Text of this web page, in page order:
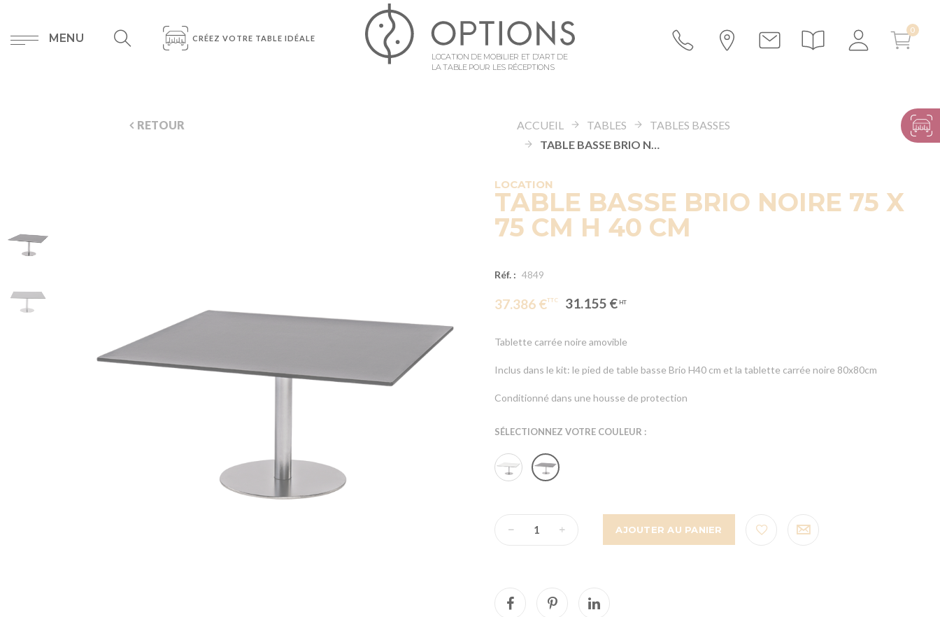
MENU CRÉEZ VOTRE TABLE IDÉALE
LOCATION DE MOBILIER ET D’ART DE
LA TABLE POUR LES RÉCEPTIONS
RETOUR ACCUEIL TABLES
TABLES BASSES
TABLE BASSE BRIO NOIRE 75 X 75 CM H 40 CM
LOCATION
TABLE BASSE BRIO NOIRE 75 X
75 CM H 40 CM
Réf. : 4849
37.386 € 31.155 €
Tablette carrée noire amovible
Inclus dans le kit: le pied de table basse Brio H40 cm et la tablette carrée noire 80x80cm
Conditionné dans une housse de protection
SÉLECTIONNEZ VOTRE COULEUR :
AJOUTER AU PANIER